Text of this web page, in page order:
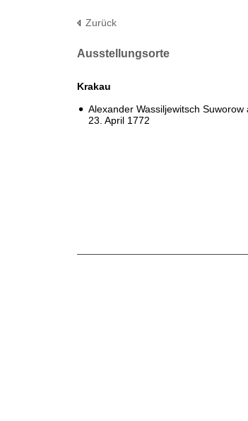
Zurück
Ausstellungsorte
Krakau
Alexander Wassiljewitsch
23. April 1772